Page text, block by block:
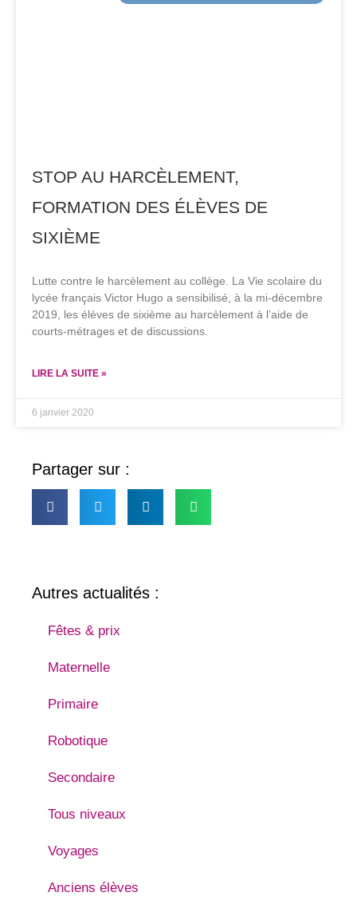
STOP AU HARCÈLEMENT,
FORMATION DES ÉLÈVES DE
SIXIÈME
Lutte contre le harcèlement au collège. La Vie scolaire du
lycée français Victor Hugo a sensibilisé, à la mi-décembre
2019, les élèves de sixième au harcèlement à l’aide de
courts-métrages et de discussions.
LIRE LA SUITE »
6 janvier 2020
Partager sur :
Autres actualités :
Fêtes & prix
Maternelle
Primaire
Robotique
Secondaire
Tous niveaux
Voyages
Anciens élèves